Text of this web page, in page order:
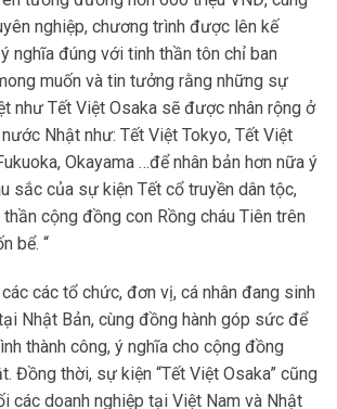
nghiệp, chương trình được lên kế
nghĩa đúng với tinh thần tôn chỉ ban
muốn và tin tưởng rằng những sự
như Tết Việt Osaka sẽ được nhân rộng ở
Nhật như: Tết Việt Tokyo, Tết Việt
Okayama …để nhân bản hơn nữa ý
sắc của sự kiện Tết cổ truyền dân tộc,
cộng đồng con Rồng cháu Tiên trên
bể. “
các tổ chức, đơn vị, cá nhân đang sinh
Nhật Bản, cùng đồng hành góp sức để
thành công, ý nghĩa cho cộng đồng
Đồng thời, sự kiện “Tết Việt Osaka” cũng
các doanh nghiệp tại Việt Nam và Nhật